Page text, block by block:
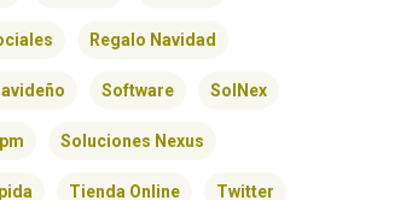
Regalo Navidad
Software SolNex
Soluciones Nexus
Tienda Online Twitter